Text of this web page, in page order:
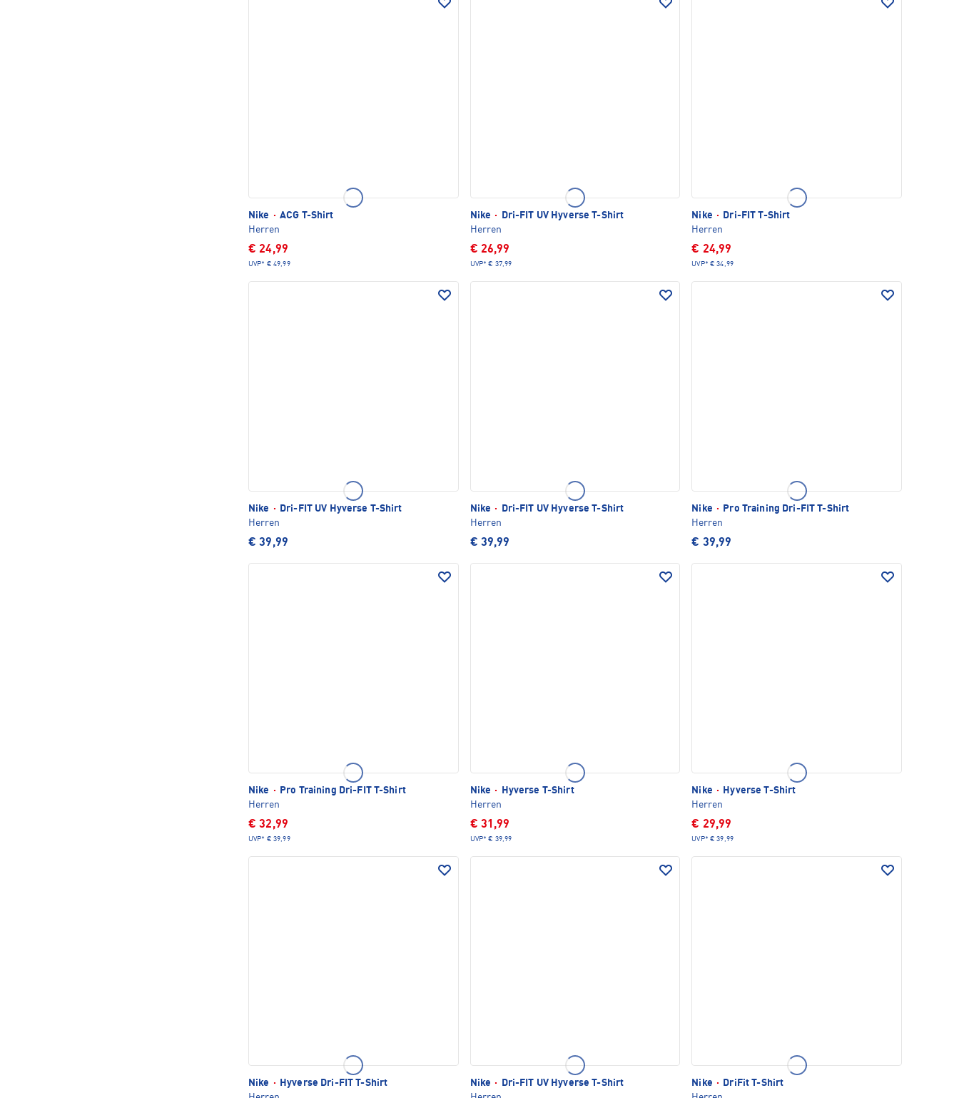
Nike · ACG T-Shirt
Herren
€ 24,99
UVP* € 49,99
Nike ·
Dri-FIT UV Hyverse T-Shirt
Herren
€ 26,99
UVP* € 37,99
Nike ·
Dri-FIT T-Shirt
Herren
€ 24,99
UVP* € 34,99
Nike ·
Dri-FIT UV Hyverse T-Shirt
Herren
€ 39,99
Nike ·
Dri-FIT UV Hyverse T-Shirt
Herren
€ 39,99
Nike ·
Pro Training Dri-FIT T-Shirt
Herren
€ 39,99
Nike ·
Pro Training Dri-FIT T-Shirt
Herren
€ 32,99
UVP* € 39,99
Nike ·
Hyverse T-Shirt
Herren
€ 31,99
UVP* € 39,99
Nike ·
Hyverse T-Shirt
Herren
€ 29,99
UVP* € 39,99
Nike ·
Hyverse Dri-FIT T-Shirt
Nike ·
Dri-FIT UV Hyverse T-Shirt
Nike ·
DriFit T-Shirt